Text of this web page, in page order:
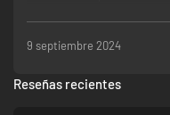
9 septiembre 2024
Reseñas recientes